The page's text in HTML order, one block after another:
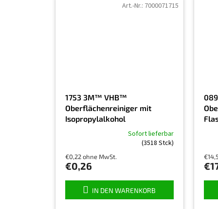
1753 3M™ VHB™
Oberflächenreiniger mit
Isopropylalkohol
Produktbewertung
ist
Sofort lieferbar
(3518 Stck)
€0,22 ohne MwSt.
€0,26
IN DEN WARENKORB
Art.-Nr.: 7000071715
ist